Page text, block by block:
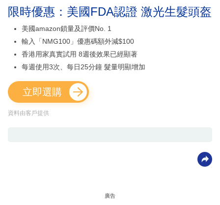
限時優惠：美國FDA認證 激光生髮頭盔
美國amazon鎖量及評價No. 1
輸入「NMG100」優惠碼額外減$100
香港用家真實試用 8週後效果已經顯著
每週使用3次、每日25分鐘 髮量明顯增加
立即選購
資料由客戶提供
廣告